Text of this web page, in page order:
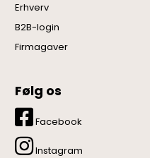
Erhverv
B2B-login
Firmagaver
Følg os
Facebook
Instagram